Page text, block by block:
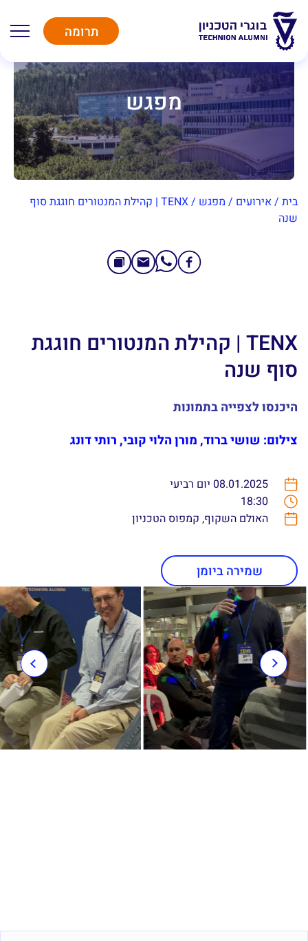
תרומה
מפגש
בית /אירועים / מפגש /
TENX | קהילת המנטורים חוגגת סוף
שנה
TENX | קהילת המנטורים חוגגת
סוף שנה
היכנסו לצפייה בתמונות
צילום: שושי ברוד, מורן הלוי קובי, רותי דונג
08.01.2025 יום רביעי
18:30
האולם השקוף, קמפוס הטכניון
שמירה ביומן